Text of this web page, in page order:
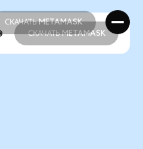
СКАЧАТЬ METAMASK
СКАЧАТЬ METAMASK
СКАЧАТЬ METAMASK